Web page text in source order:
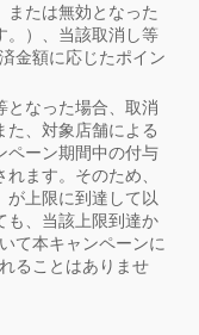
または無効となった
。）、当該取消し等
金額に応じたポイン
となった場合、取消
た、対象店舗による
ペーン期間中の付与
ます。そのため、
が上限に到達して以
も、当該上限到達か
て本キャンペーンに
ることはありませ